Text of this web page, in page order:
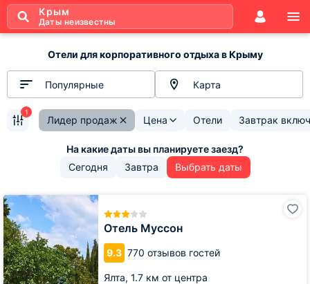
Крым
Даты неизвестны
Отели для корпоративного отдыха в Крыму
Популярные Карта
Лидер продаж Цена Отели Завтрак
1
Сегодня Завтра Выбрать даты
Отель Муссон
9.3 770 отзывов гостей
Ялта, 1.7 км от центра
Отель
Муссон